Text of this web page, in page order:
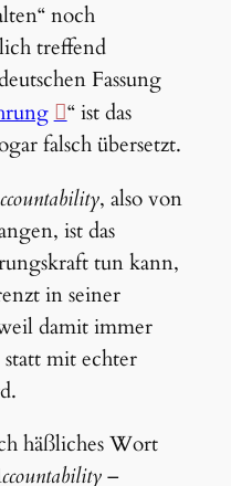
noch
treffend
Fassung
“ ist das
falsch übersetzt.
, also von
ist das
tun kann,
in seiner
damit immer
mit echter
häßliches Wort
–